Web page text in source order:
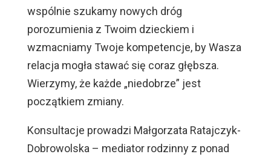
wspólnie szukamy nowych dróg
porozumienia z Twoim dzieckiem i
wzmacniamy Twoje kompetencje, by Wasza
relacja mogła stawać się coraz głębsza.
Wierzymy, że każde „niedobrze” jest
początkiem zmiany.
Konsultacje prowadzi Małgorzata Ratajczyk-
Dobrowolska – mediator rodzinny z ponad